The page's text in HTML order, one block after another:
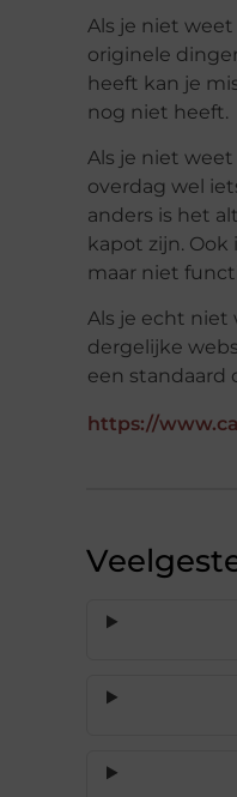
Als je niet
originele
heeft kan je
nog niet heeft.
Als je niet
overdag wel
anders is het
kapot zijn.
maar niet
Als je echt niet
dergelijke
een standaard
https://